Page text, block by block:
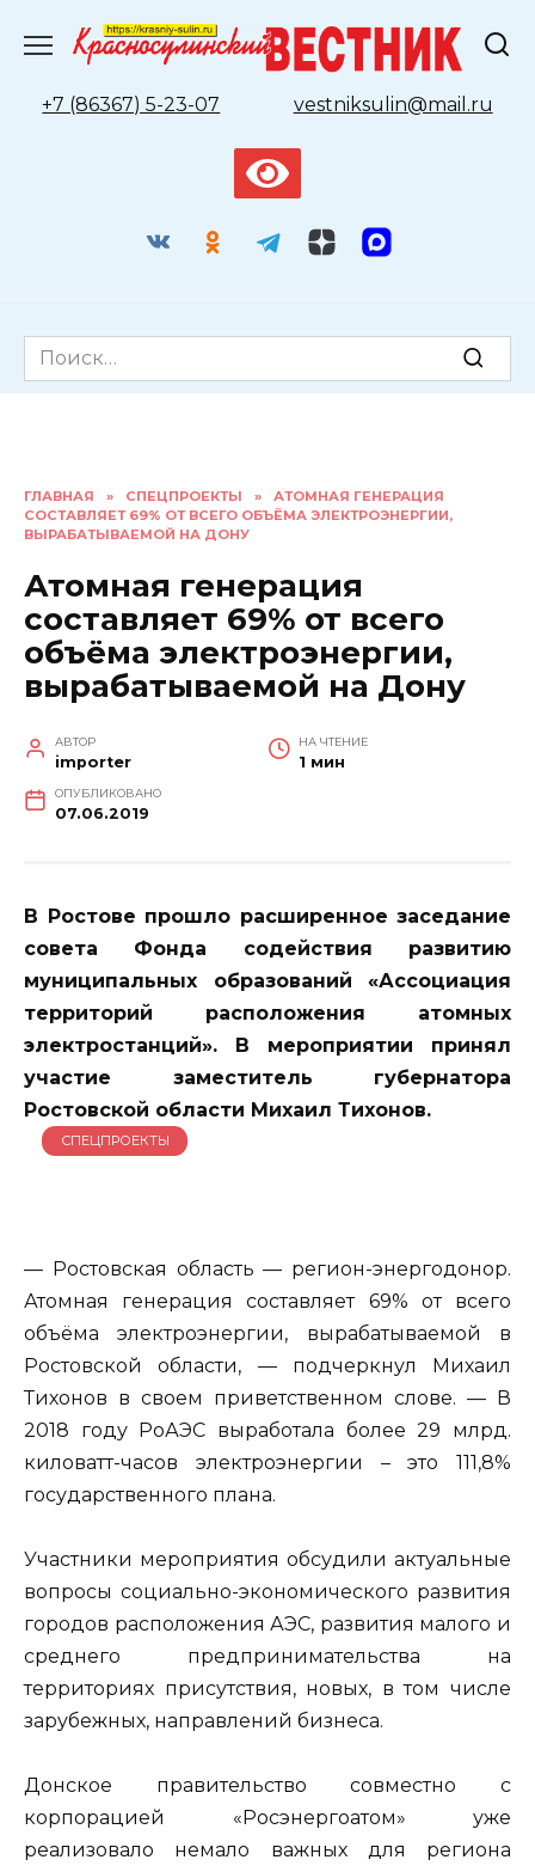
содержанию
+7 (86367) 5-23-07
vestniksulin@mail.ru
Search
for:
ГЛАВНАЯ » СПЕЦПРОЕКТЫ »
АТОМНАЯ ГЕНЕРАЦИЯ
СОСТАВЛЯЕТ 69% ОТ ВСЕГО ОБЪЁМА ЭЛЕКТРОЭНЕРГИИ,
ВЫРАБАТЫВАЕМОЙ НА ДОНУ
Атомная генерация
составляет 69% от всего
объёма электроэнергии,
вырабатываемой на Дону
АВТОР
importer
НА ЧТЕНИЕ
1 мин
ОПУБЛИКОВАНО
07.06.2019
В Ростове прошло расширенное заседание
совета Фонда содействия развитию
муниципальных образований «Ассоциация
территорий расположения атомных
электростанций». В мероприятии принял
участие заместитель губернатора
Ростовской области Михаил Тихонов.
СПЕЦПРОЕКТЫ
— Ростовская область — регион-энергодонор.
Атомная генерация составляет 69% от всего
объёма электроэнергии, вырабатываемой в
Ростовской области, — подчеркнул Михаил
Тихонов в своем приветственном слове. — В
2018 году РоАЭС выработала более 29 млрд.
киловатт-часов электроэнергии – это 111,8%
государственного плана.
Участники мероприятия обсудили актуальные
вопросы социально-экономического развития
городов расположения АЭС, развития малого и
среднего предпринимательства на
территориях присутствия, новых, в том числе
зарубежных, направлений бизнеса.
Донское правительство совместно с
корпорацией «Росэнергоатом» уже
реализовало немало важных для региона